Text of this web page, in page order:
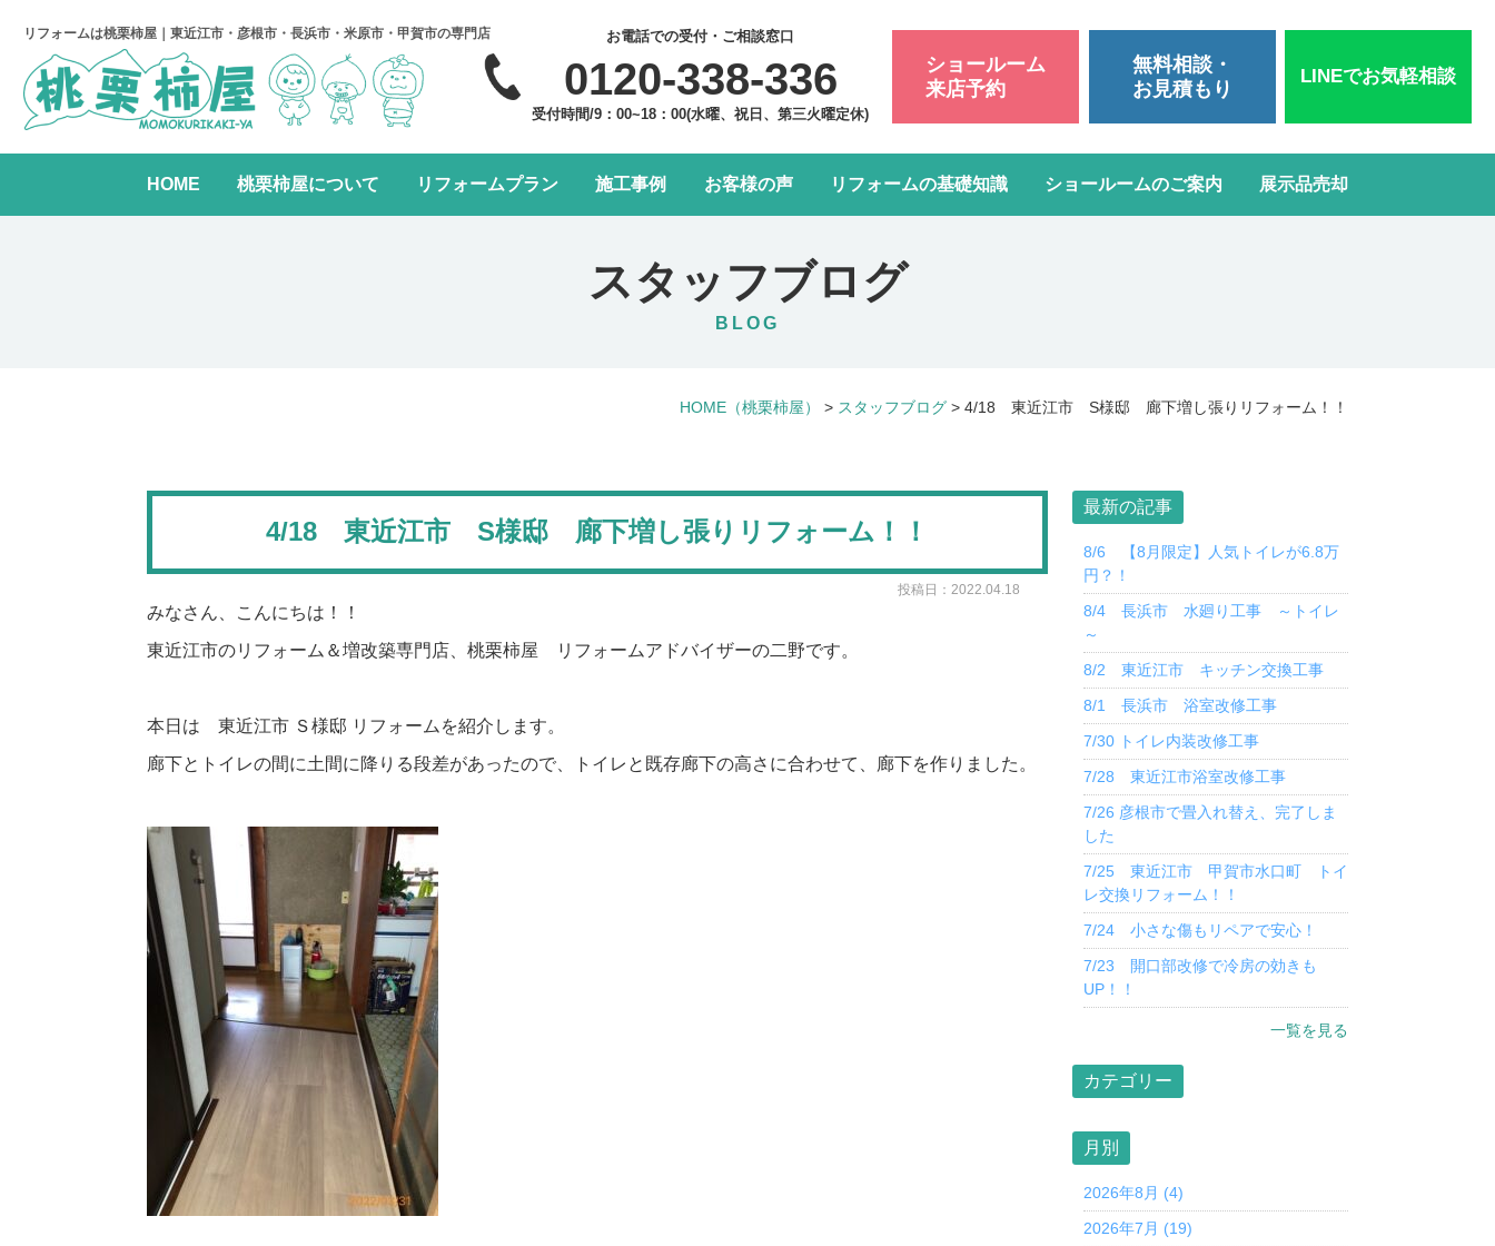
リフォームは桃栗柿屋｜東近江市・彦根市・長浜市・米原市・甲賀市の専門店 お電話での受付・ご相談窓口
0120-338-336
受付時間/9：00~18：00(水曜、祝日、第三火曜定休)
ショールーム
来店予約
無料相談・
お見積もり
LINEでお気軽相談
HOME 桃栗柿屋について リフォームプラン
水まわり4点パック LDK改装リフォーム
施工事例 お客様の声 リフォームの基礎知識 ショールームのご案内 展示品売却
スタッフブログ
BLOG
HOME （桃栗柿屋） > スタッフブログ > 4/18 東近江市 S様邸 廊下増し張りリフォーム！！
4/18 東近江市 S様邸 廊下増し張りリフォーム！！
投稿日：2022.04.18
みなさん、こんにちは！！
東近江市のリフォーム＆増改築専門店、桃栗柿屋 リフォームアドバイザーの二野です。
本日は 東近江市 Ｓ様邸 リフォームを紹介します。
廊下とトイレの間に土間に降りる段差があったので、トイレと既存廊下の高さに合わせて、廊下を作りました。
最新の記事
8/6 【8月限定】人気トイレが6.8万
円？！
8/4 長浜市 水廻り工事 ～トイレ
～
8/2 東近江市 キッチン交換工事
8/1 長浜市 浴室改修工事
7/30 トイレ内装改修工事
7/28 東近江市浴室改修工事
7/26 彦根市で畳入れ替え、完了しま
した
7/25 東近江市 甲賀市水口町 トイ
レ交換リフォーム！！
7/24 小さな傷もリペアで安心！
7/23 開口部改修で冷房の効きも
UP！！
一覧を見る
カテゴリー
月別
2026年8月 (4)
2026年7月 (19)